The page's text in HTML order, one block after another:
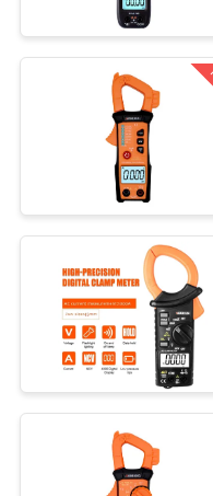
CONTROL
CALIDAD
ÉNTRENOS
EN
CONTACTO
CON
NOTICIAS
alcance